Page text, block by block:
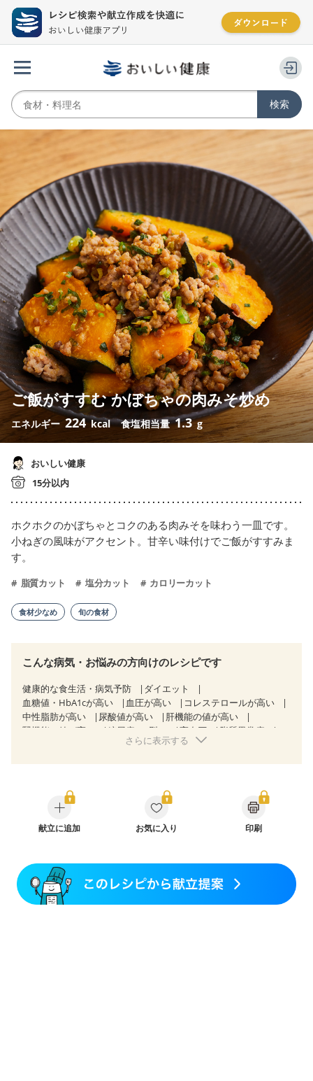
ご飯がすすむ かぼちゃの肉みそ炒め
エネルギー 224 kcal 食塩相当量1.3 g
おいしい健康
15分以内
ホクホクのかぼちゃとコクのある肉みそを味わう一皿です。
小ねぎの風味がアクセント。甘辛い味付けでご飯がすすみま
す。
脂質カット 塩分カット カロリーカット
食材少なめ 旬の食材
こんな病気・お悩みの方向けのレシピです
健康的な食生活・病気予防
ダイエット
血糖値・HbA1cが高い
血圧が高い
コレステロールが高い
中性脂肪が高い
尿酸値が高い
肝機能の値が高い
腎機能の値が高い
糖尿病（2型） 高血圧
脂質異常症
狭心症 心筋梗塞
糖尿病性腎症（第１期）
糖尿病性腎症（第２期）
糖尿病性腎症（第３期）
CKD（ステージ１）
CKD（ステージ２）
CKD（ステージ３a）
乳がん治療を終えた方・経過観察中の方など
妊娠中(初期)
妊婦健診・体重増加が気になる（初期）
妊婦健診・血圧が気になる（初期）
さらに表示する
献立に追加 お気に入り 印刷